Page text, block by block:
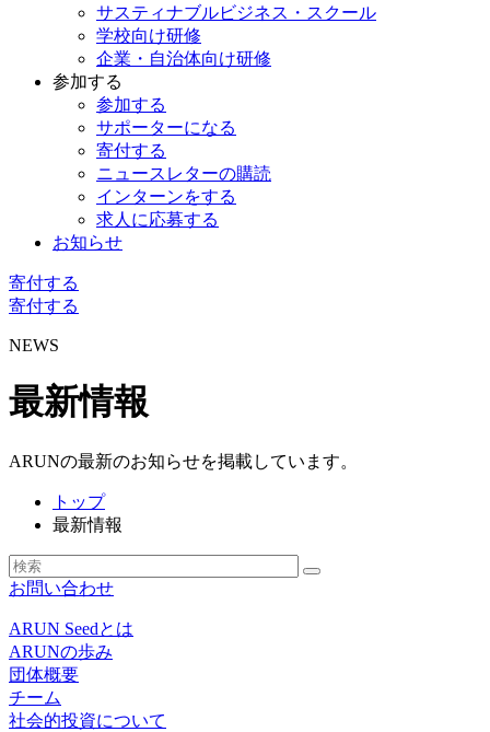
サスティナブルビジネス・スクール
学校向け研修
企業・自治体向け研修
参加する
参加する
サポーターになる
寄付する
ニュースレターの購読
インターンをする
求人に応募する
お知らせ
寄付する
寄付する
NEWS
最新情報
ARUNの最新のお知らせを掲載しています。
トップ
最新情報
お問い合わせ
ARUN Seedとは
ARUNの歩み
団体概要
チーム
社会的投資について